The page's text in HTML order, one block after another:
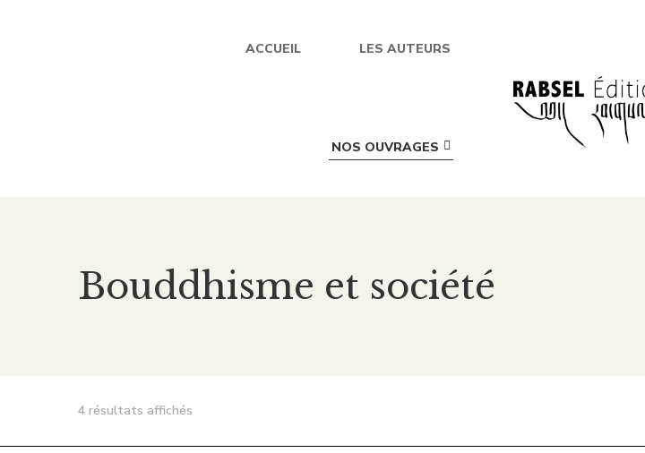
ACCUEIL LES AUTEURS
NOS OUVRAGES
Bouddhisme et société
4 résultats affichés